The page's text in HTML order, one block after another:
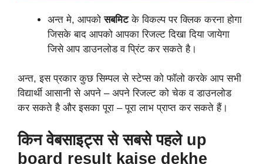
अन्त मे, आपको सबमिटके विकल्प पर क्लिक करना होगा
जिसके बाद आपको आपका रिजल्ट दिखा दिया जायेगा
जिसे आप डाउनलोड व प्रिंट कर सकते है।
अन्त, इस प्रकार कुछ सिम्पल से स्टेप्स को फॉलो करके आप सभी
विद्यार्थी आसानी से अपने – अपने रिजल्ट को चेक व डाउनलोड
कर सकते है और इसका पूरा – पूरा लाभ प्राप्त कर सकते हैं।
किन वेबसाइट्स से सबसे पहले up
board result kaise dekhe